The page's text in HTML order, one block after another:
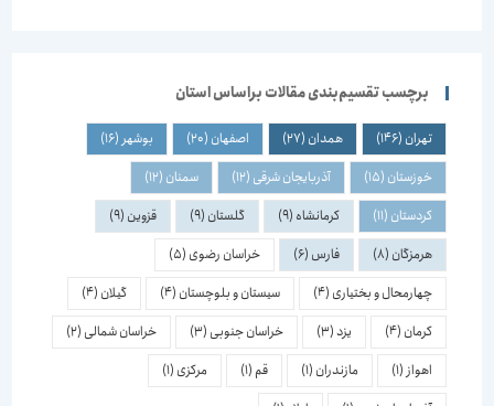
برچسب تقسیم‌بندی مقالات براساس استان
تهران(146) همدان(27) اصفهان(20) بوشهر(16)
خوزستان(15) آذربایجان شرقی(12) سمنان(12)
کردستان(11) کرمانشاه(9) گلستان(9) قزوین(9)
هرمزگان(8) فارس(6) خراسان رضوی(5)
چهارمحال و بختیاری(4) سیستان و بلوچستان(4) گیلان(4)
کرمان(4)
(3) خراسان جنوبی(3) خراسان شمالی(2)
اهواز(1) مازندران(1)
(1) مرکزی(1)